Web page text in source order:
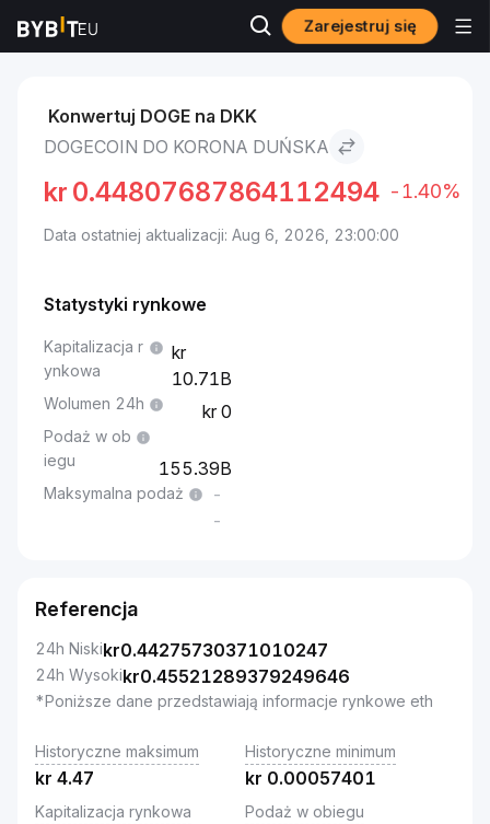
Zarejestruj się
Rynki Cena Dogecoin DOGE Dogecoin to Korona duńska
Konwertuj DOGE na DKK
DOGECOIN DO KORONA DUŃSKA
kr 0.44807687864112494 -1.40%
Data ostatniej aktualizacji: Aug 6, 2026, 23:00:00
Statystyki rynkowe
Kapitalizacja r
ynkowa
10.71B
Wolumen 24h 0
Podaż w ob
iegu
155.39B
Maksymalna podaż
-
-
Referencja
24h Niskikr0.44275730371010247
24h Wysokikr0.45521289379249646
*Poniższe dane przedstawiają informacje rynkowe eth
Historyczne maksimum
kr 4.47
Historyczne minimum
kr 0.00057401
Kapitalizacja rynkowa Podaż w obiegu